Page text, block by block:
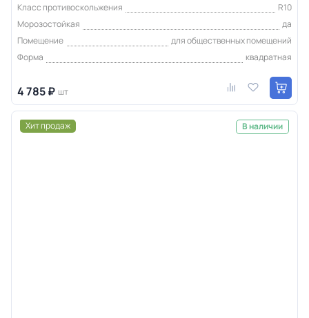
Класс противоскольжения
R10
Морозостойкая
да
Помещение
для общественных помещений
Форма
квадратная
4 785 ₽ шт
Хит продаж В наличии